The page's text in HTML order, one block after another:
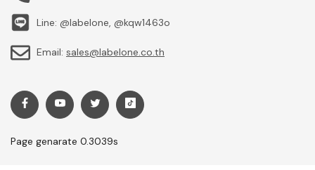
Line: @labelone, @kqw1463o
Email: sales@labelone.co.th
Page genarate 0.3039s